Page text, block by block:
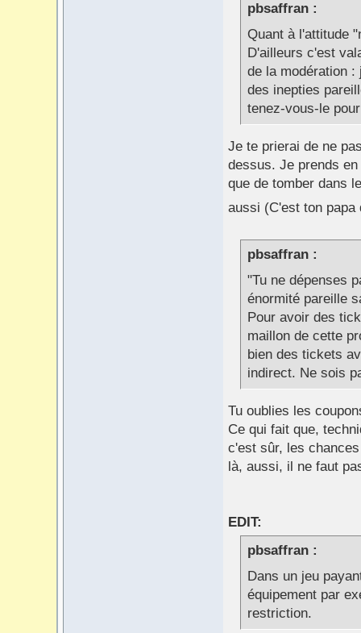
pbsaffran :
Quant à l'attitude
D'ailleurs c'est
de la modération :
des inepties
tenez-vous-le
Je te prierai de ne
dessus. Je prends
que de tomber dans
aussi (C'est ton
pbsaffran :
"Tu ne dépenses
énormité pareille
Pour avoir des
maillon de cette
bien des tickets
indirect. Ne sois
Tu oublies les
Ce qui fait que,
c'est sûr, les
là, aussi, il ne faut
EDIT:
pbsaffran :
Dans un jeu
équipement par
restriction.